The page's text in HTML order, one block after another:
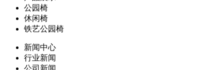
公园椅
休闲椅
铁艺公园椅
新闻中心
行业新闻